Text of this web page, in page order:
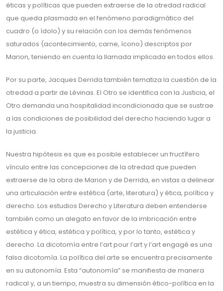
éticas y políticas que pueden extraerse de la otredad radical
que queda plasmada en el fenómeno paradigmático del
cuadro (o ídolo) y su relación con los demás fenómenos
saturados (acontecimiento, carne, ícono) descriptos por
Marion, teniendo en cuenta la llamada implicada en todos ellos.
Por su parte, Jacques Derrida también tematiza la cuestión de la
otredad a partir de Lévinas. El Otro se identifica con la Justicia, el
Otro demanda una hospitalidad incondicionada que se sustrae
a las condiciones de posibilidad del derecho haciendo lugar a
la justicia.
Nuestra hipótesis es que es posible establecer un fructífero
vínculo entre las concepciones de la otredad que pueden
extraerse de la obra de Marion y de Derrida, en vistas a delinear
una articulación entre estética (arte, literatura) y ética, política y
derecho. Los estudios Derecho y Literatura deben entenderse
también como un alegato en favor de la imbricación entre
estética y ética, estética y política, y por lo tanto, estética y
derecho. La dicotomía entre l’art pour l’art y l’art engagé es una
falsa dicotomía. La política del arte se encuentra precisamente
en su autonomía. Esta “autonomía” se manifiesta de manera
radical y, a un tiempo, muestra su dimensión ético-política en la